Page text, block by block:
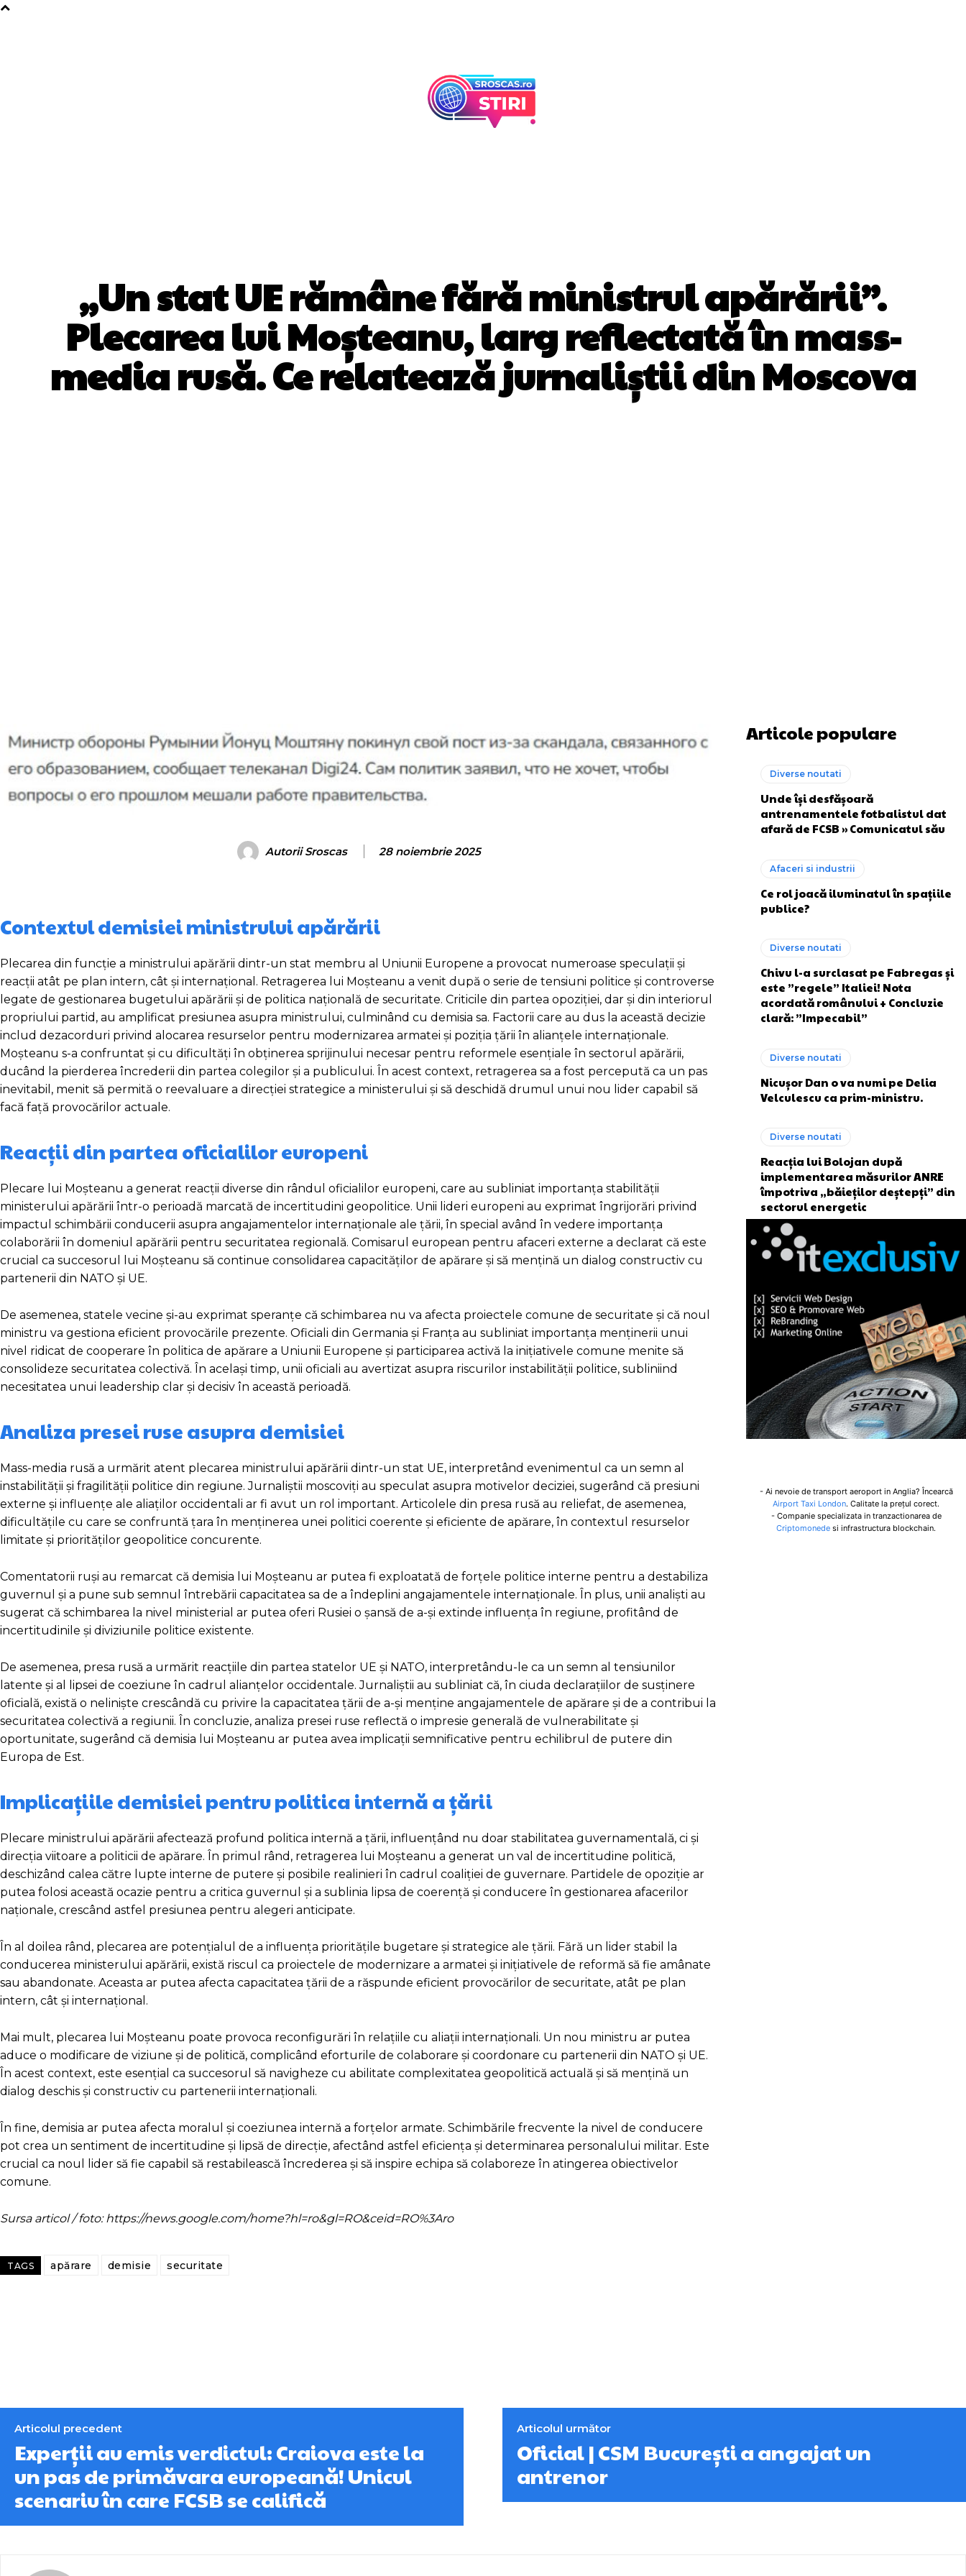
„Un stat UE rămâne fără ministrul apărării”.
Plecarea lui Moșteanu, larg reflectată în mass-
media rusă. Ce relatează jurnaliștii din Moscova
Autorii Sroscas 28 noiembrie 2025
Contextul demisiei ministrului apărării
Plecarea din funcție a ministrului apărării dintr-un stat membru al Uniunii Europene a provocat numeroase speculații și
reacții atât pe plan intern, cât și internațional. Retragerea lui Moșteanu a venit după o serie de tensiuni politice și controverse
legate de gestionarea bugetului apărării și de politica națională de securitate. Criticile din partea opoziției, dar și din interiorul
propriului partid, au amplificat presiunea asupra ministrului, culminând cu demisia sa. Factorii care au dus la această decizie
includ dezacorduri privind alocarea resurselor pentru modernizarea armatei și poziția țării în alianțele internaționale.
Moșteanu s-a confruntat și cu dificultăți în obținerea sprijinului necesar pentru reformele esențiale în sectorul apărării,
ducând la pierderea încrederii din partea colegilor și a publicului. În acest context, retragerea sa a fost percepută ca un pas
inevitabil, menit să permită o reevaluare a direcției strategice a ministerului și să deschidă drumul unui nou lider capabil să
facă față provocărilor actuale.
Reacții din partea oficialilor europeni
Plecare lui Moșteanu a generat reacții diverse din rândul oficialilor europeni, care au subliniat importanța stabilității
ministerului apărării într-o perioadă marcată de incertitudini geopolitice. Unii lideri europeni au exprimat îngrijorări privind
impactul schimbării conducerii asupra angajamentelor internaționale ale țării, în special având în vedere importanța
colaborării în domeniul apărării pentru securitatea regională. Comisarul european pentru afaceri externe a declarat că este
crucial ca succesorul lui Moșteanu să continue consolidarea capacităților de apărare și să mențină un dialog constructiv cu
partenerii din NATO și UE.
De asemenea, statele vecine și-au exprimat speranțe că schimbarea nu va afecta proiectele comune de securitate și că noul
ministru va gestiona eficient provocările prezente. Oficiali din Germania și Franța au subliniat importanța menținerii unui
nivel ridicat de cooperare în politica de apărare a Uniunii Europene și participarea activă la inițiativele comune menite să
consolideze securitatea colectivă. În același timp, unii oficiali au avertizat asupra riscurilor instabilității politice, subliniind
necesitatea unui leadership clar și decisiv în această perioadă.
Analiza presei ruse asupra demisiei
Mass-media rusă a urmărit atent plecarea ministrului apărării dintr-un stat UE, interpretând evenimentul ca un semn al
instabilității și fragilității politice din regiune. Jurnaliștii moscoviți au speculat asupra motivelor deciziei, sugerând că presiuni
externe și influențe ale aliaților occidentali ar fi avut un rol important. Articolele din presa rusă au reliefat, de asemenea,
dificultățile cu care se confruntă țara în menținerea unei politici coerente și eficiente de apărare, în contextul resurselor
limitate și priorităților geopolitice concurente.
Comentatorii ruși au remarcat că demisia lui Moșteanu ar putea fi exploatată de forțele politice interne pentru a destabiliza
guvernul și a pune sub semnul întrebării capacitatea sa de a îndeplini angajamentele internaționale. În plus, unii analiști au
sugerat că schimbarea la nivel ministerial ar putea oferi Rusiei o șansă de a-și extinde influența în regiune, profitând de
incertitudinile și diviziunile politice existente.
De asemenea, presa rusă a urmărit reacțiile din partea statelor UE și NATO, interpretându-le ca un semn al tensiunilor
latente și al lipsei de coeziune în cadrul alianțelor occidentale. Jurnaliștii au subliniat că, în ciuda declarațiilor de susținere
oficială, există o neliniște crescândă cu privire la capacitatea țării de a-și menține angajamentele de apărare și de a contribui la
securitatea colectivă a regiunii. În concluzie, analiza presei ruse reflectă o impresie generală de vulnerabilitate și
oportunitate, sugerând că demisia lui Moșteanu ar putea avea implicații semnificative pentru echilibrul de putere din
Europa de Est.
Implicațiile demisiei pentru politica internă a țării
Plecare ministrului apărării afectează profund politica internă a țării, influențând nu doar stabilitatea guvernamentală, ci și
direcția viitoare a politicii de apărare. În primul rând, retragerea lui Moșteanu a generat un val de incertitudine politică,
deschizând calea către lupte interne de putere și posibile realinieri în cadrul coaliției de guvernare. Partidele de opoziție ar
putea folosi această ocazie pentru a critica guvernul și a sublinia lipsa de coerență și conducere în gestionarea afacerilor
naționale, crescând astfel presiunea pentru alegeri anticipate.
În al doilea rând, plecarea are potențialul de a influența prioritățile bugetare și strategice ale țării. Fără un lider stabil la
conducerea ministerului apărării, există riscul ca proiectele de modernizare a armatei și inițiativele de reformă să fie amânate
sau abandonate. Aceasta ar putea afecta capacitatea țării de a răspunde eficient provocărilor de securitate, atât pe plan
intern, cât și internațional.
Mai mult, plecarea lui Moșteanu poate provoca reconfigurări în relațiile cu aliații internaționali. Un nou ministru ar putea
aduce o modificare de viziune și de politică, complicând eforturile de colaborare și coordonare cu partenerii din NATO și UE.
În acest context, este esențial ca succesorul să navigheze cu abilitate complexitatea geopolitică actuală și să mențină un
dialog deschis și constructiv cu partenerii internaționali.
În fine, demisia ar putea afecta moralul și coeziunea internă a forțelor armate. Schimbările frecvente la nivel de conducere
pot crea un sentiment de incertitudine și lipsă de direcție, afectând astfel eficiența și determinarea personalului militar. Este
crucial ca noul lider să fie capabil să restabilească încrederea și să inspire echipa să colaboreze în atingerea obiectivelor
comune.
Sursa articol / foto: https://news.google.com/home?hl=ro&gl=RO&ceid=RO%3Aro
TAGS apărare demisie securitate
Articole populare
Diverse noutati
Unde își desfășoară
antrenamentele fotbalistul dat
afară de FCSB » Comunicatul său
Afaceri si industrii
Ce rol joacă iluminatul în spațiile
publice?
Diverse noutati
Chivu l-a surclasat pe Fabregas și
este ”regele” Italiei! Nota
acordată românului + Concluzie
clară: ”Impecabil”
Diverse noutati
Nicușor Dan o va numi pe Delia
Velculescu ca prim-ministru.
Diverse noutati
Reacția lui Bolojan după
implementarea măsurilor ANRE
împotriva „băieților deștepți” din
sectorul energetic
- Ai nevoie de transport aeroport in Anglia? Încearcă
Airport Taxi London. Calitate la prețul corect.
- Companie specializata in tranzactionarea de
Criptomonede si infrastructura blockchain.
Articolul precedent
Experții au emis verdictul: Craiova este la
un pas de primăvara europeană! Unicul
scenariu în care FCSB se califică
Articolul următor
Oficial | CSM București a angajat un
antrenor